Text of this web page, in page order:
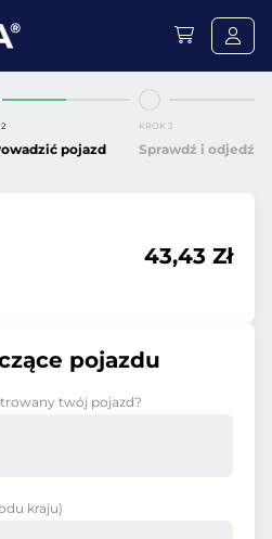
pojazd
KROK 3
Sprawdź i odjedź
43,43 Zł
pojazdu
twój pojazd?
kraju)